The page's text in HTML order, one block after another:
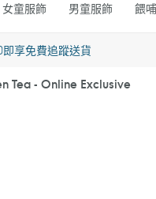
女童服飾 男童服飾 餵
即享免費追蹤送貨
Tea - Online Exclusive